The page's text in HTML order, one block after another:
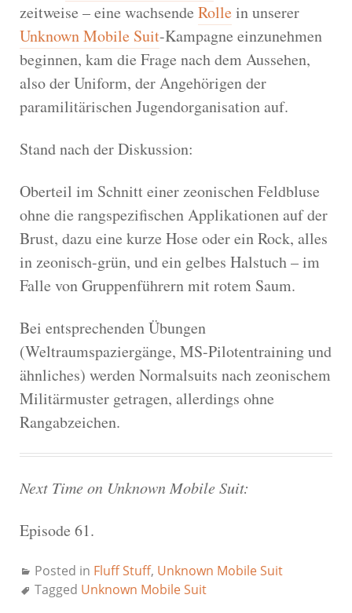
zeitweise – eine wachsende Rollein unserer
Unknown Mobile Suit-Kampagne einzunehmen
beginnen, kam die Frage nach dem Aussehen,
also der Uniform, der Angehörigen der
paramilitärischen Jugendorganisation auf.
Stand nach der Diskussion:
Oberteil im Schnitt einer zeonischen Feldbluse
ohne die rangspezifischen Applikationen auf der
Brust, dazu eine kurze Hose oder ein Rock, alles
in zeonisch-grün, und ein gelbes Halstuch – im
Falle von Gruppenführern mit rotem Saum.
Bei entsprechenden Übungen
(Weltraumspaziergänge, MS-Pilotentraining und
ähnliches) werden Normalsuits nach zeonischem
Militärmuster getragen, allerdings ohne
Rangabzeichen.
Next Time on Unknown Mobile Suit:
Episode 61.
Posted in Fluff Stuff, Unknown Mobile Suit
Tagged Unknown Mobile Suit